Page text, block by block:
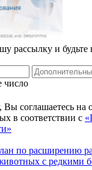
рассылку и будьте
число
соглашаетесь на
в соответствии с
по расширению
с редкими